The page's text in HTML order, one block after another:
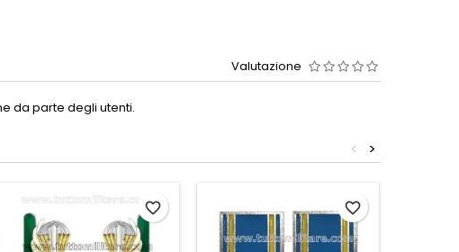
Valutazione
da parte degli utenti.
>
<
favorite_border favorite_border